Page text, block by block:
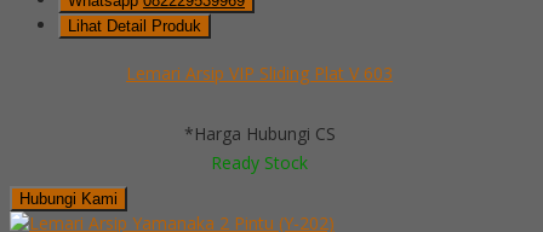
Lihat Detail Produk
Lemari Arsip VIP Sliding Plat V 603
*Harga Hubungi CS
Ready Stock
Hubungi Kami